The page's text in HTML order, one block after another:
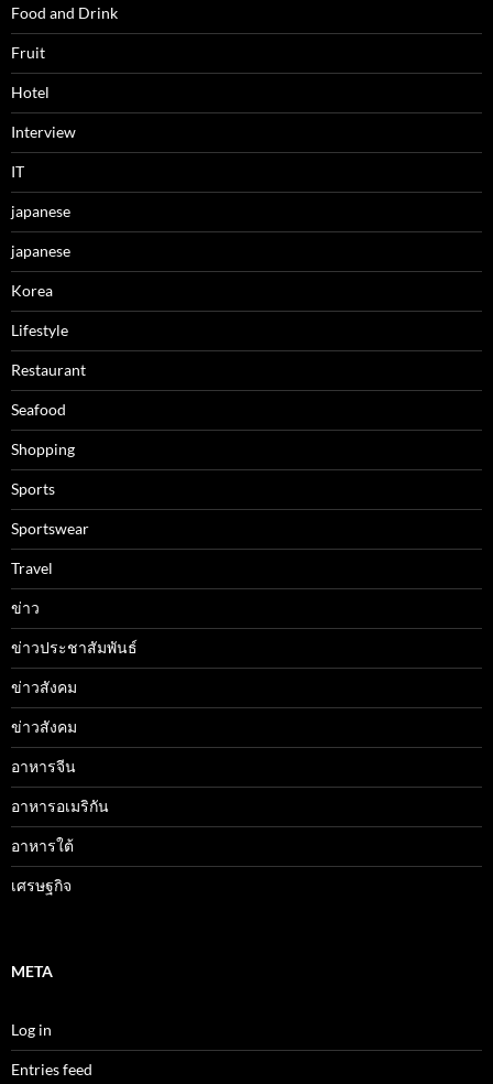
Food and Drink
Fruit
Hotel
Interview
IT
japanese
japanese
Korea
Lifestyle
Restaurant
Seafood
Shopping
Sports
Sportswear
Travel
ข่าว
ข่าวประชาสัมพันธ์
ข่าวสังคม
ข่าวสังคม
อาหารจีน
อาหารอเมริกัน
อาหารใต้
เศรษฐกิจ
META
Log in
Entries feed